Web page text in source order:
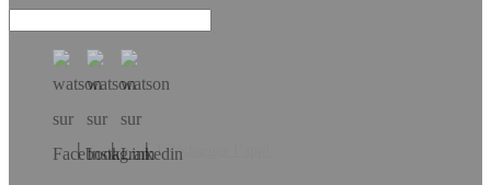
Téléchargez l’app!